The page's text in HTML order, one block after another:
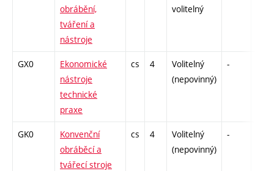
obrábění,
tváření a
nástroje
volitelný
GX0
Ekonomické
nástroje
technické
praxe
cs 4
Volitelný
(nepovinný)
-
GK0
Konvenční
obráběcí a
tvářecí stroje
cs 4
Volitelný
(nepovinný)
-